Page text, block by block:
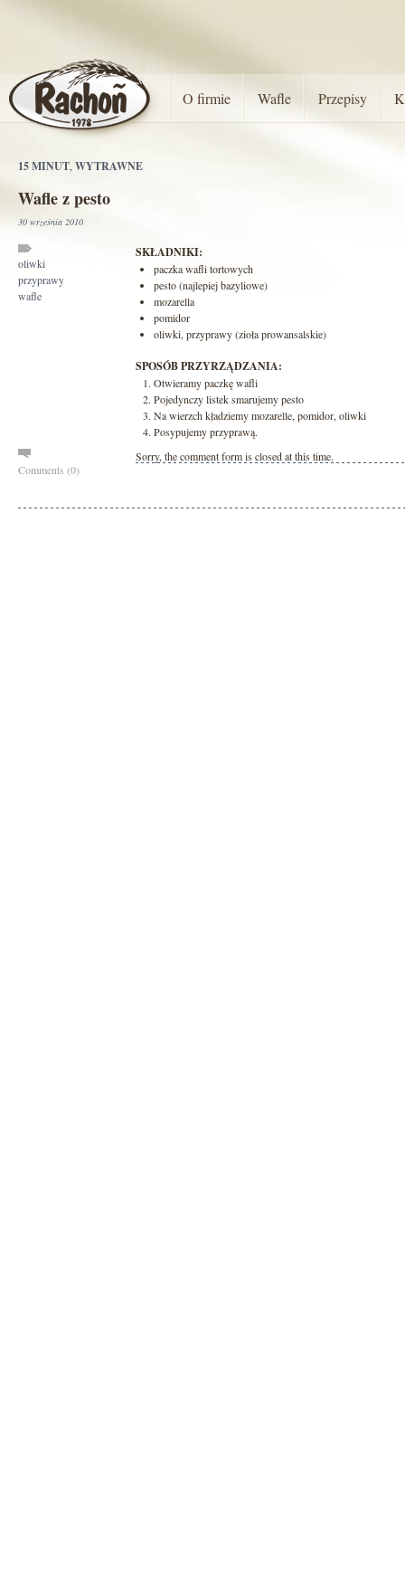
O firmie Wafle Przepisy
15 MINUT, WYTRAWNE
Wafle z pesto
30 września 2010
oliwki
przyprawy
wafle
SKŁADNIKI:
paczka wafli tortowych
pesto (najlepiej bazyliowe)
mozarella
pomidor
oliwki, przyprawy (zioła prowansalskie)
SPOSÓB PRZYRZĄDZANIA:
Otwieramy paczkę wafli
Pojedynczy listek smarujemy pesto
Na wierzch kładziemy mozarelle, pomidor, oliwki
Posypujemy przyprawą.
Comments (0)
Sorry, the comment form is closed at this time.